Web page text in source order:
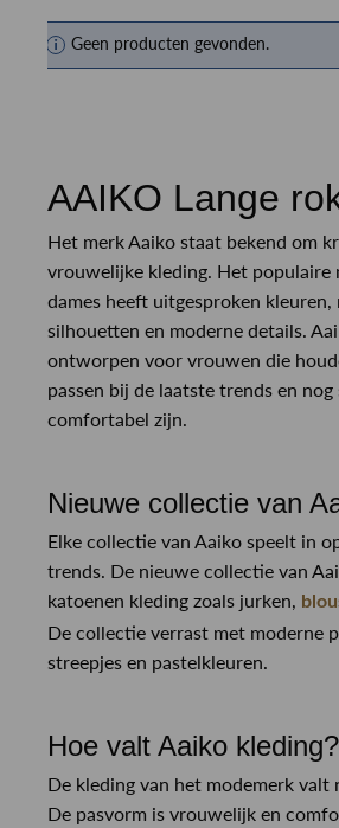
Geen producten gevonden.
AAIKO Lange
Het merk Aaiko staat bekend om
vrouwelijke kleding. Het populaire
dames heeft uitgesproken kleuren,
silhouetten en moderne details.
ontworpen voor vrouwen die
passen bij de laatste trends en nog
comfortabel zijn.
Nieuwe collectie van
Elke collectie van Aaiko speelt in
trends. De nieuwe collectie van
katoenen kleding zoals jurken,
De collectie verrast met moderne
streepjes en pastelkleuren.
Hoe valt Aaiko kleding?
De kleding van het modemerk valt
De pasvorm is vrouwelijk en